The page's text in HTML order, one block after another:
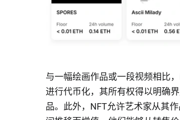
与一幅绘画作品或一段视频相比
进行代币化，其所有权得以明确
品。此外，NFT允许艺术家从其